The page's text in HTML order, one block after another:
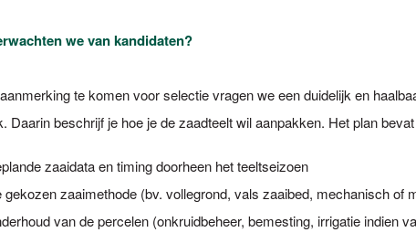
we van kandidaten?
te komen voor selectie vragen we een duidelijk en
Daarin beschrijf je hoe je de zaadteelt wil aanpakken. Het plan
zaaidata en timing doorheen het teeltseizoen
gekozen zaaimethode (bv. vollegrond, vals zaaibed, mechanisch of
van de percelen (onkruidbeheer, bemesting, irrigatie indien